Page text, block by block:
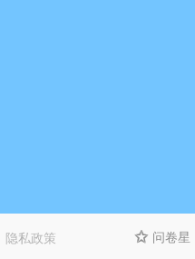
隐私政策  问卷星